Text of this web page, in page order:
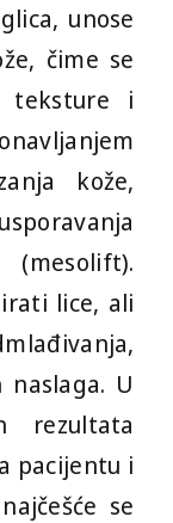
unose
čime se
teksture i
kože,
lice, ali
U
rezultata
pacijentu i
se